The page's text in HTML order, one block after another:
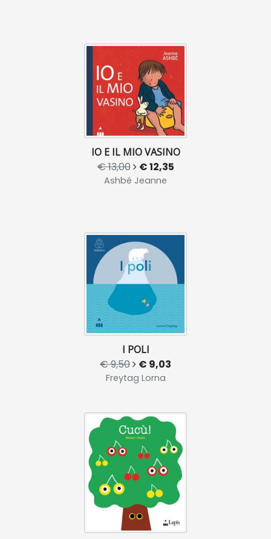
IO E IL MIO VASINO
€ 13,00 € 12,35
Ashbé Jeanne
I POLI
€ 9,50 € 9,03
Freytag Lorna